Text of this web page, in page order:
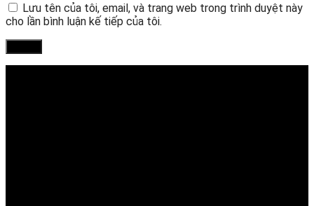
Lưu tên của tôi, email, và trang web trong trình duyệt này
cho lần bình luận kế tiếp của tôi.